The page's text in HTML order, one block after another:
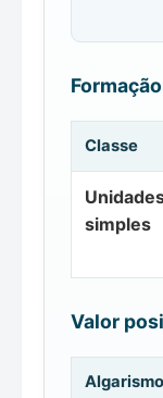
Classe
simples
Valor
Algarismo